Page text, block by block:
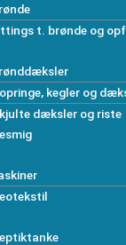
t. brønde og
kegler og
dæksler og riste